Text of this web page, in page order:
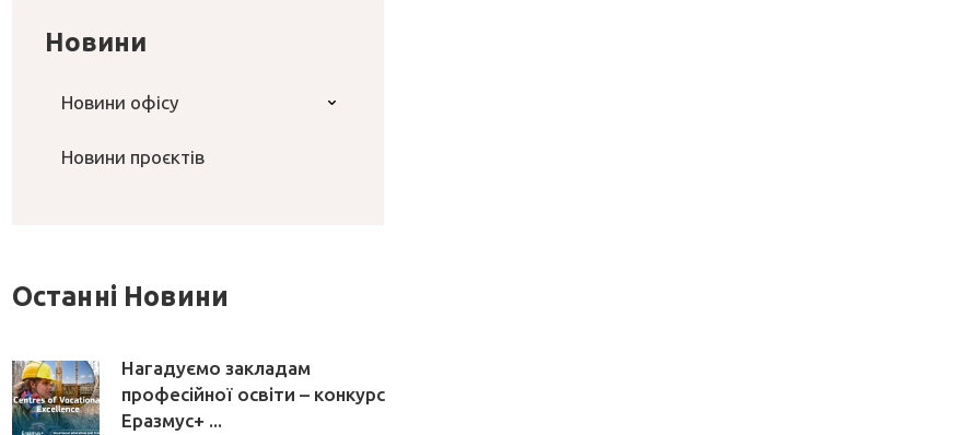
Новини
Новини офісу
Новини проєктів
Останні Новини
Нагадуємо закладам
професійної освіти – конкурс
Еразмус+ ...